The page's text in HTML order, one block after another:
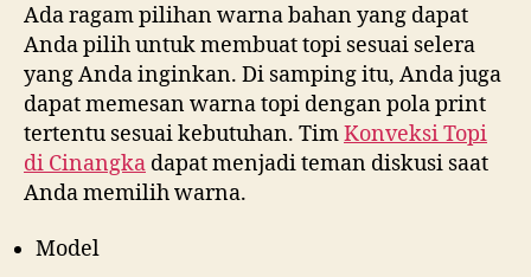
Ada ragam pilihan warna bahan yang dapat
Anda pilih untuk membuat topi sesuai selera
yang Anda inginkan. Di samping itu, Anda juga
dapat memesan warna topi dengan pola print
tertentu sesuai kebutuhan. TimKonveksi Topi
di Cinangka dapat menjadi teman diskusi saat
Anda memilih warna.
Model